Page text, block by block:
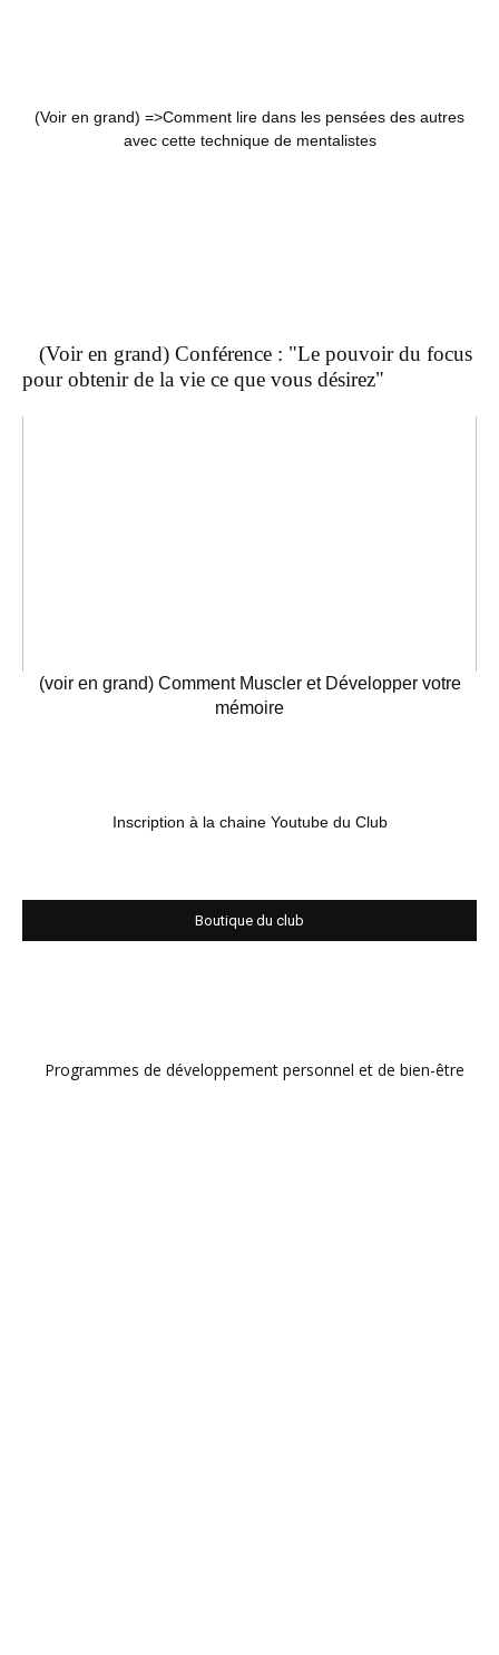
(Voir en grand) =>Comment lire dans les pensées des autres
avec cette technique de mentalistes
(Voir en grand) Conférence : "Le pouvoir du focus
pour obtenir de la vie ce que vous désirez"
(voir en grand) Comment Muscler et Développer votre
mémoire
Inscription à la chaine Youtube du Club
Boutique du club
Programmes de développement personnel et de bien-être